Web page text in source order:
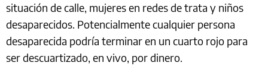
situación de calle, mujeres en redes de trata y niños
desaparecidos. Potencialmente cualquier persona
desaparecida podría terminar en un cuarto rojo para
ser descuartizado, en vivo, por dinero.